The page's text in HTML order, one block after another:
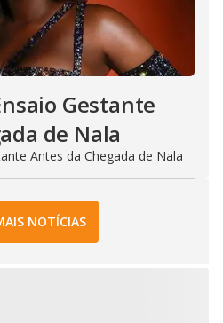
Gestante
de Nala
Antes da Chegada de Nala
NOTÍCIAS